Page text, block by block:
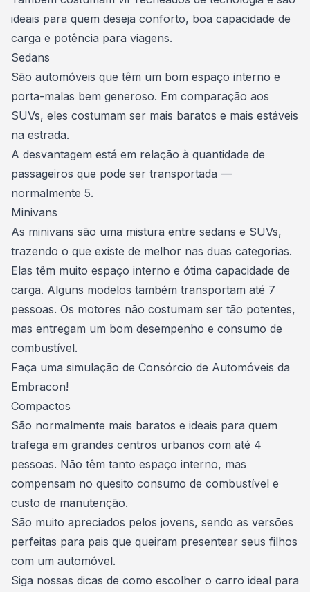
ideais para quem deseja conforto, boa capacidade de
carga e potência para viagens.
Sedans
São automóveis que têm um bom espaço interno e
porta-malas bem generoso. Em comparação aos
SUVs, eles costumam ser mais baratos e mais estáveis
na estrada.
A desvantagem está em relação à quantidade de
passageiros que pode ser transportada —
normalmente 5.
Minivans
As minivans são uma mistura entre sedans e SUVs,
trazendo o que existe de melhor nas duas categorias.
Elas têm muito espaço interno e ótima capacidade de
carga. Alguns modelos também transportam até 7
pessoas. Os motores não costumam ser tão potentes,
mas entregam um bom desempenho e consumo de
combustível.
Faça uma simulação de Consórcio de Automóveis da
Embracon!
Compactos
São normalmente mais baratos e ideais para quem
trafega em grandes centros urbanos com até 4
pessoas. Não têm tanto espaço interno, mas
compensam no quesito consumo de combustível e
custo de manutenção.
São muito apreciados pelos jovens, sendo as versões
perfeitas para pais que queiram presentear seus filhos
com um automóvel.
Siga nossas dicas de como escolher o carro ideal para